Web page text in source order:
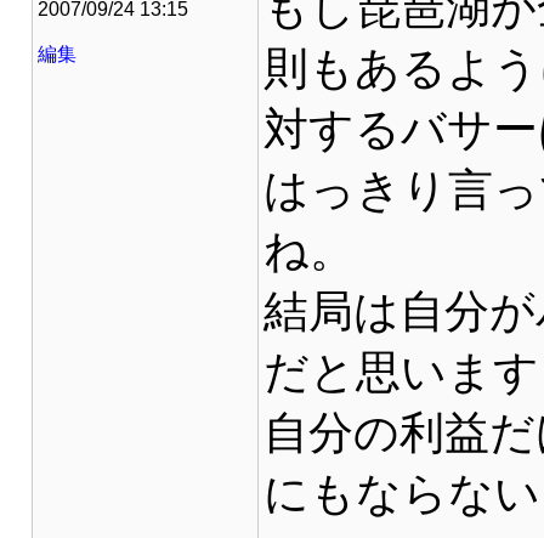
2007/09/24 13:15
編集
則もあるよ
対するバサ
はっきり言
ね。
結局は自分
だと思いま
自分の利益
にもならな